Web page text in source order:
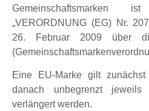
Gemeinschaftsmarken
„VERORDNUNG (EG) Nr.
26. Februar 2009 über die
Eine EU-Marke gilt
danach unbegrenzt
verlängert werden.